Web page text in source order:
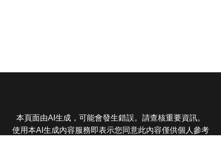
本頁面由AI生成，可能會發生錯誤。請查核重要資訊。
使用本AI生成內容服務即表示您同意此內容僅供個人參考